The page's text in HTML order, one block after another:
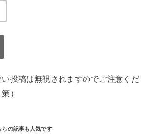
投稿は無視されますのでご注意くだ
）